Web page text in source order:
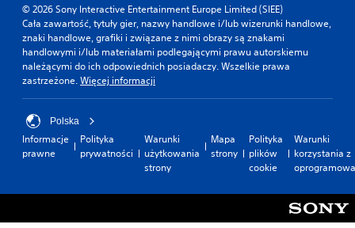
© 2026 Sony Interactive Entertainment Europe Limited (SIEE)
Cała zawartość, tytuły gier, nazwy handlowe i/lub wizerunki handlowe,
znaki handlowe, grafiki i związane z nimi obrazy są znakami
handlowymi i/lub materiałami podlegającymi prawu autorskiemu
należącymi do ich odpowiednich posiadaczy. Wszelkie prawa
zastrzeżone.Więcej informacji
Polska
Informacje
prawne
Polityka
prywatności
Warunki
użytkowania
strony
Mapa
strony
Polityka
plików
cookie
Warunki
korzystania z